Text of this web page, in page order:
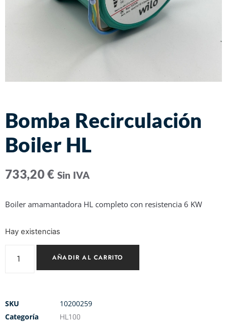
Bomba Recirculación
Boiler HL
733,20€ Sin IVA
Boiler amamantadora HL completo con resistencia 6 KW
Hay existencias
AÑADIR AL CARRITO
SKU
10200259
Categoría
HL100